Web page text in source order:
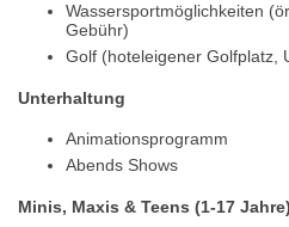
Wassersportmöglichkeiten
Gebühr)
Golf (hoteleigener Golfplatz,
Unterhaltung
Animationsprogramm
Abends Shows
Minis, Maxis & Teens (1-17 Jahre)